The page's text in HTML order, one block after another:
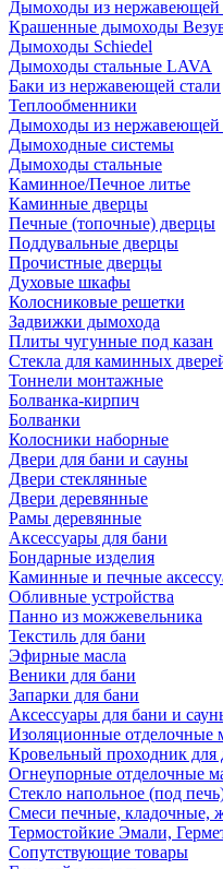
Дымоходы из нержавеющей
Крашенные дымоходы
Дымоходы Schiedel
Дымоходы стальные LAVA
Баки из нержавеющей стали
Теплообменники
Дымоходы из нержавеющей
Дымоходные системы
Дымоходы стальные
Каминное/Печное литье
Каминные дверцы
Печные (топочные) дверцы
Поддувальные дверцы
Прочистные дверцы
Духовые шкафы
Колосниковые решетки
Задвижки дымохода
Плиты чугунные под казан
Стекла для каминных
Тоннели монтажные
Болванка-кирпич
Болванки
Колосники наборные
Двери для бани и сауны
Двери стеклянные
Двери деревянные
Рамы деревянные
Аксессуары для бани
Бондарные изделия
Каминные и печные
Обливные устройства
Панно из можжевельника
Текстиль для бани
Эфирные масла
Веники для бани
Запарки для бани
Аксессуары для бани и
Изоляционные отделочные
Кровельный проходник для
Огнеупорные отделочные
Стекло напольное (под
Смеси печные, кладочные,
Термостойкие Эмали,
Сопутствующие товары